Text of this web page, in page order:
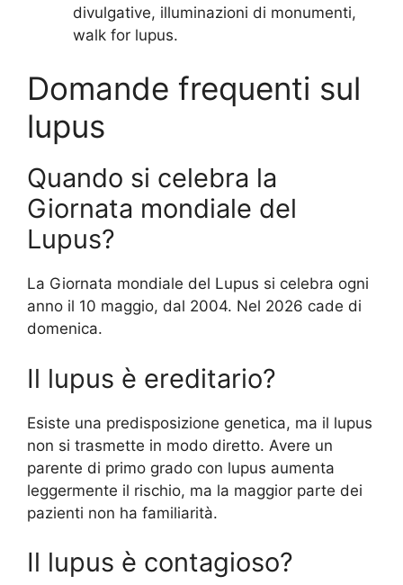
divulgative, illuminazioni di monumenti,
walk for lupus.
Domande frequenti sul
lupus
Quando si celebra la
Giornata mondiale del
Lupus?
La Giornata mondiale del Lupus si celebra ogni
anno il 10 maggio, dal 2004. Nel 2026 cade di
domenica.
Il lupus è ereditario?
Esiste una predisposizione genetica, ma il lupus
non si trasmette in modo diretto. Avere un
parente di primo grado con lupus aumenta
leggermente il rischio, ma la maggior parte dei
pazienti non ha familiarità.
Il lupus è contagioso?